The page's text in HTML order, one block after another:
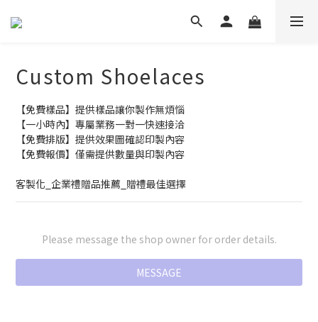
Custom Shoelaces
【免費樣品】提供樣品讓你製作無煩惱
【一小時內】專屬業務一對一快速接洽
【免費排版】提供效果圖確認印製內容
【免費報價】僅需提供數量與印製內容
客製化_企業禮贈品推薦_贈禮最佳選擇
Please message the shop owner for order details.
MESSAGE